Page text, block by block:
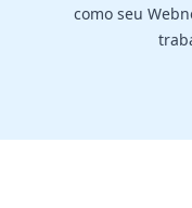
como seu